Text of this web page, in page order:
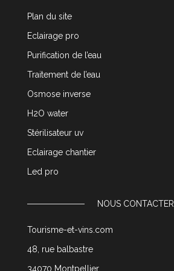
Plan du site
Eclairage pro
Purification de l’eau
Traitement de l’eau
Osmose inverse
H2O water
Stérilisateur uv
Eclairage chantier
Led pro
NOUS CONTACTER
Tourisme-et-vins.com
48, rue balbastre
34070 Montpellier